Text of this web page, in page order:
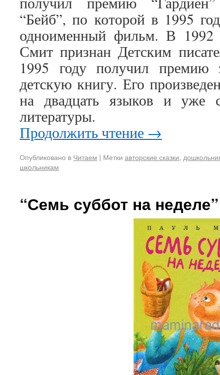
“Бейб”, по которой в 1995
одноименный фильм. В 1992
Смит признан Детским
1995 году получил
детскую книгу. Его
на двадцать языков и уже
литературы.
Продолжить чтение →
Опубликовано в Читаем | Метки авторские сказки,
школьникам
“Семь суббот на